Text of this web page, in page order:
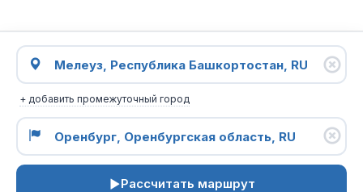
+ добавить промежуточный город
Рассчитать маршрут